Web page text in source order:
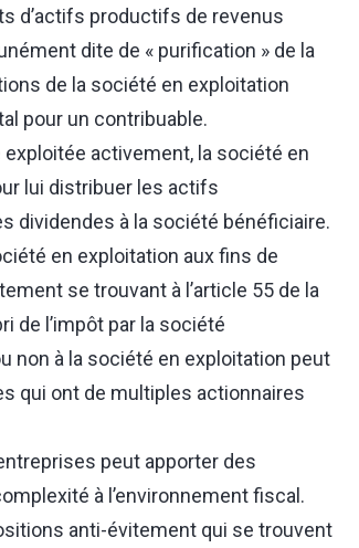
d’actifs productifs de revenus
dite de « purification » de la
de la société en exploitation
pour un contribuable.
activement, la société en
lui distribuer les actifs
dividendes à la société bénéficiaire.
en exploitation aux fins de
se trouvant à l’article 55 de la
de l’impôt par la société
non à la société en exploitation peut
qui ont de multiples actionnaires
peut apporter des
à l’environnement fiscal.
anti-évitement qui se trouvent